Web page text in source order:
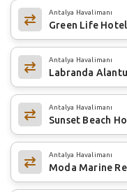
Antalya Havalimanı
Green Life Hotel
Antalya Havalimanı
Labranda
Antalya Havalimanı
Sunset Beach
Antalya Havalimanı
Moda Marine